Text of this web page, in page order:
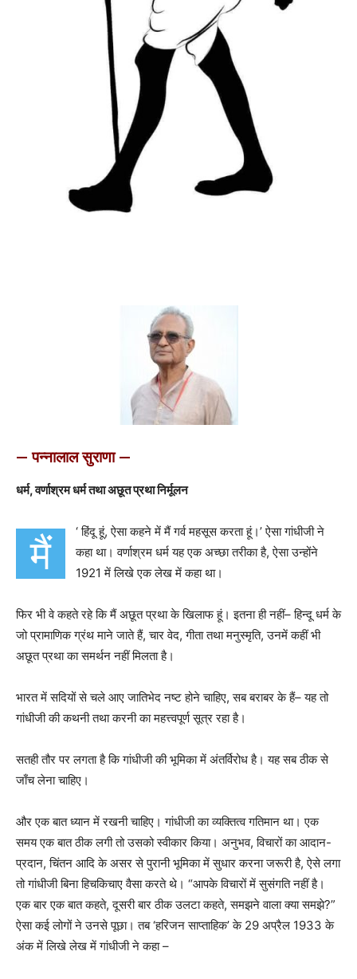
— पन्नालाल सुराणा —
धर्म, वर्णाश्रम धर्म तथा अछूत प्रथा निर्मूलन
‘
मैं हिंदू हूं, ऐसा कहने में मैं गर्व महसूस करता हूं।’ऐसा गांधीजी ने
कहा था। वर्णाश्रम धर्म यह एक अच्छा तरीका है, ऐसा उन्होंने
1921 में लिखे एक लेख में कहा था।
फिर भी वे कहते रहे कि मैं अछूत प्रथा के खिलाफ हूं। इतना ही नहीं– हिन्दू धर्म के
जो प्रामाणिक ग्रंथ माने जाते हैं, चार वेद, गीता तथा मनुस्मृति, उनमें कहीं भी
अछूत प्रथा का समर्थन नहीं मिलता है।
भारत में सदियों से चले आए जातिभेद नष्ट होने चाहिए, सब बराबर के हैं– यह तो
गांधीजी की कथनी तथा करनी का महत्त्वपूर्ण सूत्र रहा है।
सतही तौर पर लगता है कि गांधीजी की भूमिका में अंतर्विरोध है। यह सब ठीक से
जाँच लेना चाहिए।
और एक बात ध्यान में रखनी चाहिए। गांधीजी का व्यक्तित्व गतिमान था। एक
समय एक बात ठीक लगी तो उसको स्वीकार किया। अनुभव, विचारों का आदान-
प्रदान, चिंतन आदि के असर से पुरानी भूमिका में सुधार करना जरूरी है, ऐसे लगा
तो गांधीजी बिना हिचकिचाए वैसा करते थे। “आपके विचारों में सुसंगति नहीं है।
एक बार एक बात कहते, दूसरी बार ठीक उलटा कहते, समझने वाला क्या समझे?”
ऐसा कई लोगों ने उनसे पूछा। तब‘हरिजन साप्ताहिक’के 29 अप्रैल 1933 के
अंक में लिखे लेख में गांधीजी ने कहा –